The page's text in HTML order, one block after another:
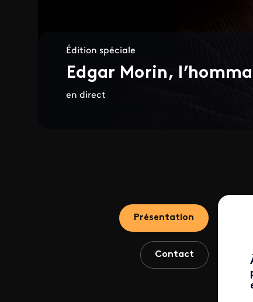
Édition spéciale
Edgar Morin,
en direct
Présentation
Contact